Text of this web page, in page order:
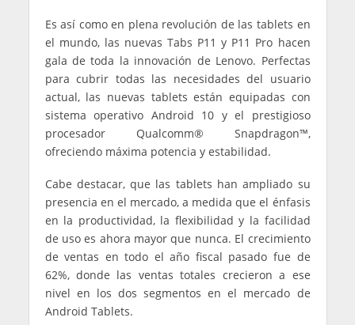
Es así como en plena revolución de las tablets en
el mundo, las nuevas Tabs P11 y P11 Pro hacen
gala de toda la innovación de Lenovo. Perfectas
para cubrir todas las necesidades del usuario
actual, las nuevas tablets están equipadas con
sistema operativo Android 10 y el prestigioso
procesador Qualcomm® Snapdragon™,
ofreciendo máxima potencia y estabilidad.
Cabe destacar, que las tablets han ampliado su
presencia en el mercado, a medida que el énfasis
en la productividad, la flexibilidad y la facilidad
de uso es ahora mayor que nunca. El crecimiento
de ventas en todo el año fiscal pasado fue de
62%, donde las ventas totales crecieron a ese
nivel en los dos segmentos en el mercado de
Android Tablets.